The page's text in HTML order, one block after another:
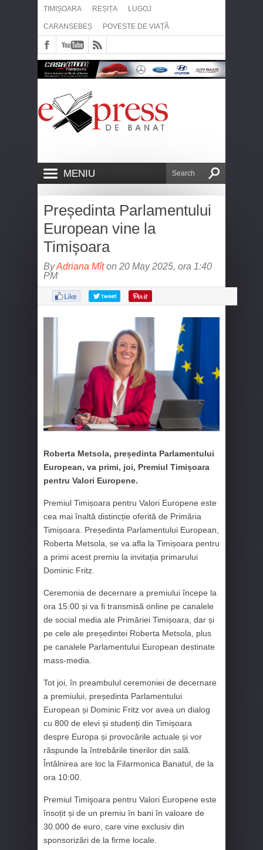
TIMIȘOARA REȘIȚA LUGOJ
CARANSEBEȘ POVESTE DE VIAȚĂ
MENIU
Președinta Parlamentului
European vine la
Timișoara
ByAdriana Mîțon 20 May 2025, ora 1:40
PM
Roberta Metsola, președinta Parlamentului
European, va primi, joi, Premiul Timișoara
pentru Valori Europene.
Premiul Timișoara pentru Valori Europene este
cea mai înaltă distincție oferită de Primăria
Timișoara. Președinta Parlamentului European,
Roberta Metsola, se va afla la Timișoara pentru
a primi acest premiu la invitația primarului
Dominic Fritz.
Ceremonia de decernare a premiului începe la
ora 15:00 și va fi transmisă online pe canalele
de social media ale Primăriei Timișoara, dar și
pe cele ale președintei Roberta Metsola, plus
pe canalele Parlamentului European destinate
mass-media.
Tot joi, în preambulul ceremoniei de decernare
a premiului, președinta Parlamentului
European și Dominic Fritz vor avea un dialog
cu 800 de elevi și studenți din Timișoara
despre Europa și provocările actuale și vor
răspunde la întrebările tinerilor din sală.
Întâlnirea are loc la Filarmonica Banatul, de la
ora 10:00.
Premiul Timişoara pentru Valori Europene este
însoțit și de un premiu în bani în valoare de
30.000 de euro, care vine exclusiv din
sponsorizări de la firme locale.